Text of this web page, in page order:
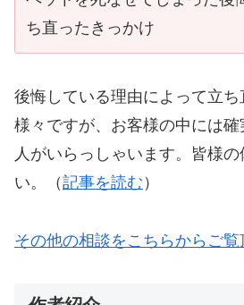
ち直ったきっかけ
後悔している理由によって立
様々ですが、お客様の中には
人がいらっしゃいます。皆様
い。（記事を読む ）
その他の相談をこちらからご覧